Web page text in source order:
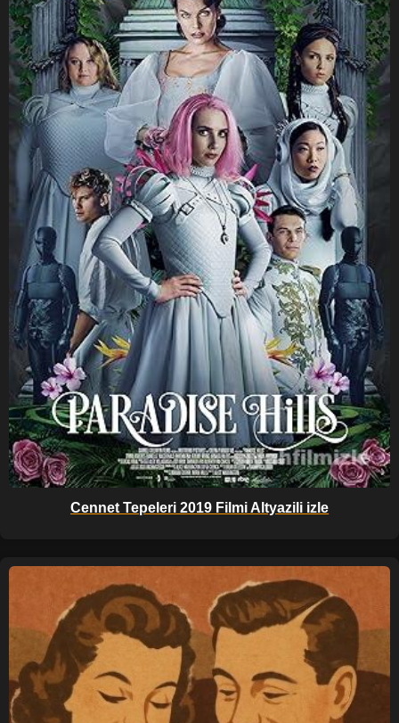
Cennet Tepeleri 2019 Filmi Altyazili izle